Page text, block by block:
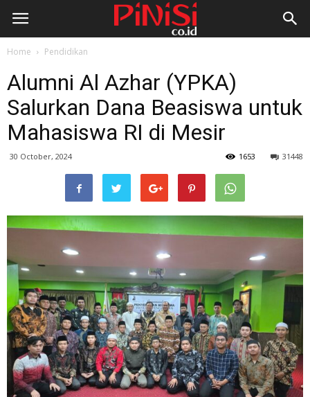
Home Pendidikan
Alumni Al Azhar (YPKA)
Salurkan Dana Beasiswa untuk
Mahasiswa RI di Mesir
30 October, 2024 31448
1653